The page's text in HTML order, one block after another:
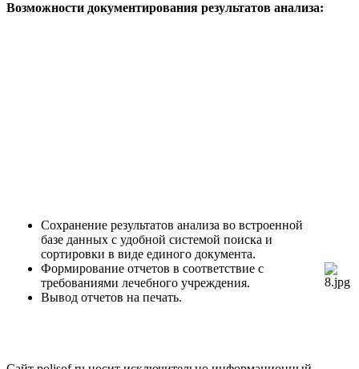
Возможности документирования результатов анализа:
Сохранение результатов анализа во встроенной
базе данных с удобной системой поиска и
сортировки в виде единого документа.
Формирование отчетов в соответствие с
требованиями лечебного учреждения.
Вывод отчетов на печать.